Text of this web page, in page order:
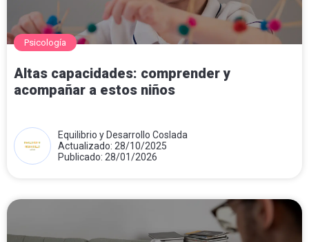
Psicología
Altas capacidades: comprender y
acompañar a estos niños
Equilibrio y Desarrollo Coslada
Actualizado: 28/10/2025
Publicado: 28/01/2026